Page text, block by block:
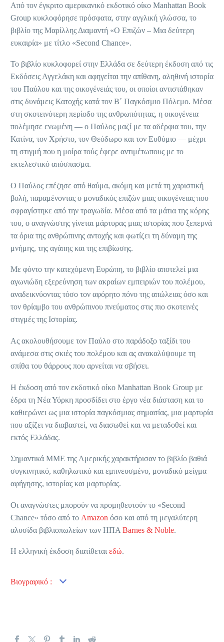
Από τον έγκριτο αμερικανικό εκδοτικό οίκο Manhattan Book
Group κυκλοφόρησε πρόσφατα, στην αγγλική γλώσσα, το
βιβλίο της Μαρίλλης Διαμαντή «Ο Επιζών – Μια δεύτερη
ευκαιρία» με τίτλο «Second Chance».
Το βιβλίο κυκλοφορεί στην Ελλάδα σε δεύτερη έκδοση από τις
Εκδόσεις Αγγελάκη και αφηγείται την απίθανη, αληθινή ιστορία
του Παύλου και της οικογένειάς του, οι οποίοι αντιστάθηκαν
στις δυνάμεις Κατοχής κατά τον Β΄ Παγκόσμιο Πόλεμο. Μέσα
στη σκοτεινότερη περίοδο της ανθρωπότητας, η οικογένεια
πολέμησε ενωμένη — ο Παύλος μαζί με τα αδέρφια του, την
Κατίνα, τον Χρήστο, τον Θεόδωρο και τον Ευθύμιο — μέχρι
τη στιγμή που η μοίρα τούς έφερε αντιμέτωπους με το
εκτελεστικό απόσπασμα.
Ο Παύλος επέζησε από θαύμα, ακόμη και μετά τη χαριστική
βολή, παραμένοντας ο μοναδικός επιζών μιας οικογένειας που
σφραγίστηκε από την τραγωδία. Μέσα από τα μάτια της κόρης
του, ο αναγνώστης γίνεται μάρτυρας μιας ιστορίας που ξεπερνά
τα όρια της ανθρώπινης αντοχής και φωτίζει τη δύναμη της
μνήμης, της αγάπης και της επιβίωσης.
Με φόντο την κατεχόμενη Ευρώπη, το βιβλίο αποτελεί μια
αγωνιώδη εξερεύνηση των ακραίων εμπειριών του πολέμου,
αναδεικνύοντας τόσο τον αφόρητο πόνο της απώλειας όσο και
τον θρίαμβο του ανθρώπινου πνεύματος στις πιο σκοτεινές
στιγμές της Ιστορίας.
Ας ακολουθήσουμε τον Παύλο στο παράδοξο ταξίδι του
ανάμεσα στις σκιές του πολέμου και ας ανακαλύψουμε τη
σπίθα του θάρρους που αρνείται να σβήσει.
Η έκδοση από τον εκδοτικό οίκο Manhattan Book Group με
έδρα τη Νέα Υόρκη προσδίδει στο έργο νέα διάσταση και το
καθιερώνει ως μια ιστορία παγκόσμιας σημασίας, μια μαρτυρία
που αξίζει να διαβαστεί, να διασωθεί και να μεταδοθεί και
εκτός Ελλάδας.
Σημαντικά ΜΜΕ της Αμερικής χαρακτήρισαν το βιβλίο βαθιά
συγκινητικό, καθηλωτικό και εμπνευσμένο, μοναδικό μείγμα
αφήγησης, ιστορίας και μαρτυρίας.
Οι αναγνώστες μπορούν να προμηθευτούν το «Second
Chance» τόσο από το Amazon όσο και από τη μεγαλύτερη
αλυσίδα βιβλιοπωλείων των ΗΠΑ Barnes & Noble.
Η ελληνική έκδοση διατίθεται εδώ.
Βιογραφικό :